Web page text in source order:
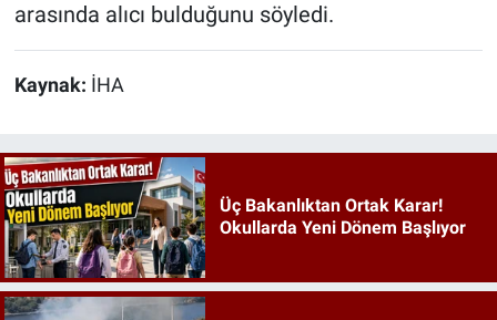
arasında alıcı bulduğunu söyledi.
Kaynak: İHA
Üç Bakanlıktan Ortak Karar!
Okullarda Yeni Dönem Başlıyor